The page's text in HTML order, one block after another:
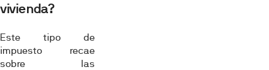
vivienda?
Este tipo de
impuesto recae
sobre las